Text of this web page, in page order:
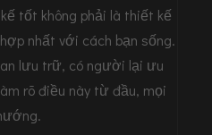
tốt không phải là thiết kế
nhất với cách bạn sống.
lưu trữ, có người lại ưu
rõ điều này từ đầu, mọi